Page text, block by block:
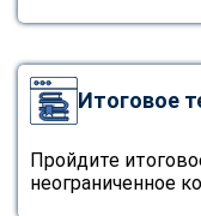
Итоговое
Пройдите
неограниченное